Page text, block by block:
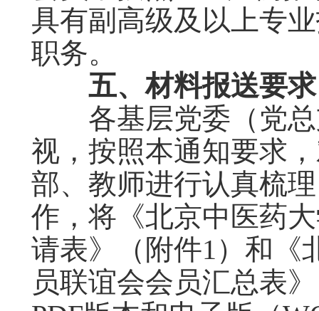
具有副高级及以上专
职务。
五、材料报送要求
各基层党委（党总
视，按照本通知要求
部、教师进行认真梳
作，将《北京中医药
请表》（附件1）和《
员联谊会会员汇总表